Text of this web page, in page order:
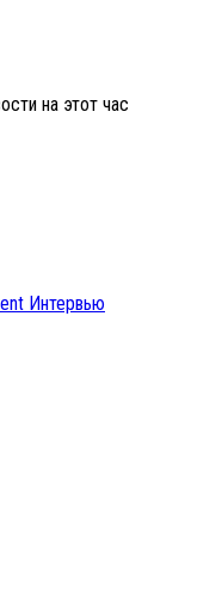
на этот час
Интервью